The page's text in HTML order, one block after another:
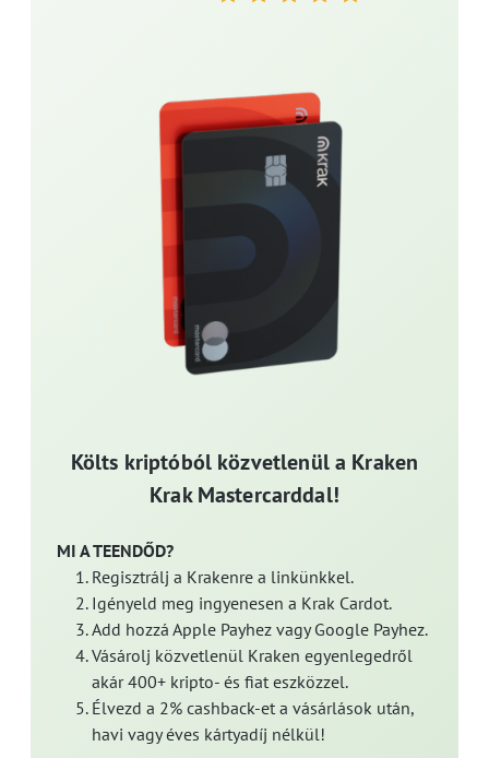
Költs kriptóból közvetlenül a Kraken
Krak Mastercarddal!
MI A TEENDŐD?
Regisztrálj a Krakenre a linkünkkel.
Igényeld meg ingyenesen a Krak Cardot.
Add hozzá Apple Payhez vagy Google Payhez.
Vásárolj közvetlenül Kraken egyenlegedről
akár 400+ kripto- és fiat eszközzel.
Élvezd a 2% cashback-et a vásárlások után,
havi vagy éves kártyadíj nélkül!